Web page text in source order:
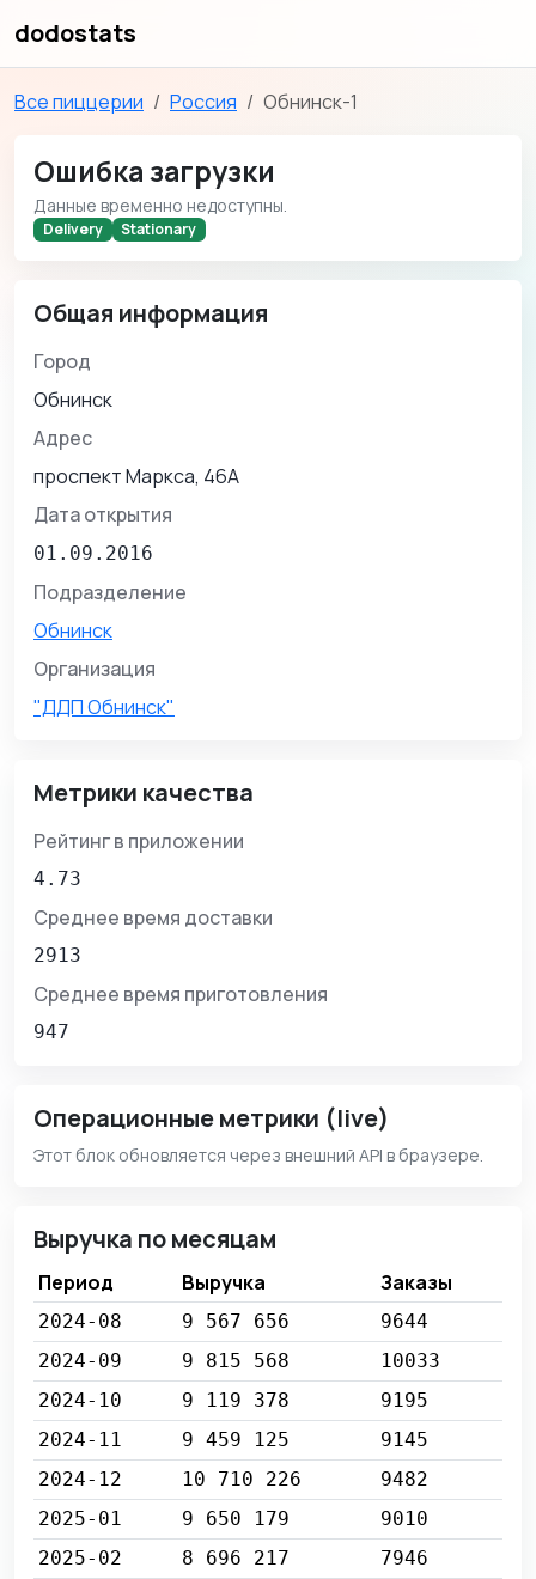
dodostats
Все пиццерии Россия Обнинск-1
Ошибка загрузки
Данные временно недоступны.
Delivery Stationary
Общая информация
Город
Обнинск
Адрес
проспект Маркса, 46А
Дата открытия
01.09.2016
Подразделение
Обнинск
Организация
"ДДП Обнинск"
Метрики качества
Рейтинг в приложении
4.73
Среднее время доставки
2913
Среднее время приготовления
947
Операционные метрики (live)
Этот блок обновляется через внешний API в браузере.
Выручка по месяцам
Период Выручка Заказы
2024-08 9 567 656
9644
2024-09
9 815 568
10033
2024-10
9 119 378
9195
2024-11
9 459 125
9145
2024-12
10 710 226
9482
2025-01
9 650 179
9010
2025-02
8 696 217
7946